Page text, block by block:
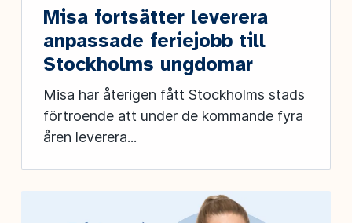
Misa fortsätter leverera
anpassade feriejobb till
Stockholms ungdomar
Misa har återigen fått Stockholms stads
förtroende att under de kommande fyra
åren leverera...